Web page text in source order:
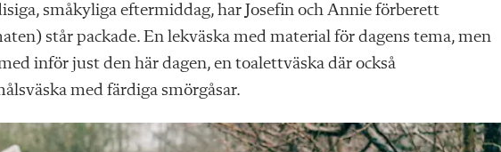
småkyliga eftermiddag, har Josefin och Annie förberett
står packade. En lekväska med material för dagens tema, men
inför just den här dagen, en toalettväska där också
med färdiga smörgåsar.